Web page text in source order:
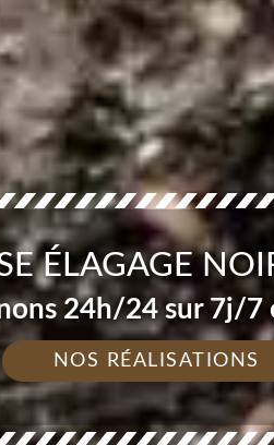
ÉLAGAGE
24h/24 sur 7j/7
NOS RÉALISATIONS